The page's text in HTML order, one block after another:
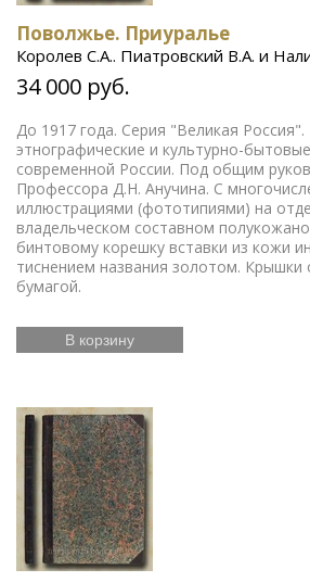
Поволжье. Приуралье
Королев С.А.. Пиатровский В.А. и
34 000 руб.
До 1917 года. Серия "Великая Россия".
этнографические и культурно-
современной России. Под общим
Профессора Д.Н. Анучина. С
иллюстрациями (фототипиями) на
владельческом составном
бинтовому корешку вставки из кожи
тиснением названия золотом.
бумагой.
В корзину